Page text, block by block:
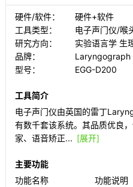
硬件/软件：
硬件+软件
工具类型：
电子声门仪/喉
研究方向：
实验语言学 生
品牌：
Laryngograph
型号：
EGG-D200
工具简介
电子声门仪由英国的雷丁
有数千套该系统。其品质优良
家、语音矫正... [展开]
主要功能
功能名称
功能说明